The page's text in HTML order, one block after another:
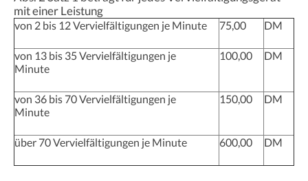
mit einer Leistung
von 2 bis 12 Vervielfältigungen je Minute 75,00 DM
von 13 bis 35 Vervielfältigungen je
Minute
100,00 DM
von 36 bis 70 Vervielfältigungen je
Minute
150,00 DM
über 70 Vervielfältigungen je Minute 600,00 DM